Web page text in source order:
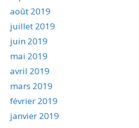
août 2019
juillet 2019
juin 2019
mai 2019
avril 2019
mars 2019
février 2019
janvier 2019